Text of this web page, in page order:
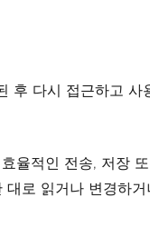
후 다시 접근하고 사
율적인 전송, 저장
로 읽거나 변경하